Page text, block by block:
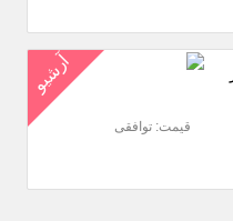
آرشیو
قیمت: توافقی